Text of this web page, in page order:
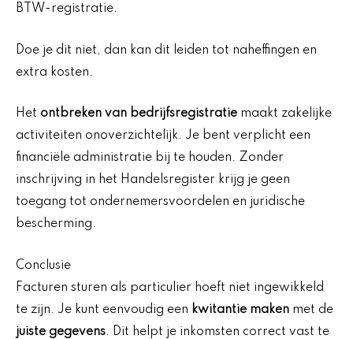
BTW-registratie.
Doe je dit niet, dan kan dit leiden tot naheffingen en
extra kosten.
Het ontbreken van bedrijfsregistratie maakt zakelijke
activiteiten onoverzichtelijk. Je bent verplicht een
financiële administratie bij te houden. Zonder
inschrijving in het Handelsregister krijg je geen
toegang tot ondernemersvoordelen en juridische
bescherming.
Conclusie
Facturen sturen als particulier hoeft niet ingewikkeld
te zijn. Je kunt eenvoudig een kwitantie maken met de
juiste gegevens. Dit helpt je inkomsten correct vast te